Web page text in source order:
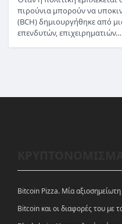
πιρούνια μπορούν να
(BCH) δημιουργήθηκε από
επενδυτών, επιχειρηματιών…